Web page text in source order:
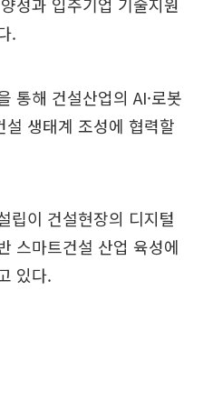
.
통해 건설산업의 AI·로봇
생태계 조성에 협력할
립이 건설현장의 디지털
스마트건설 산업 육성에
있다.